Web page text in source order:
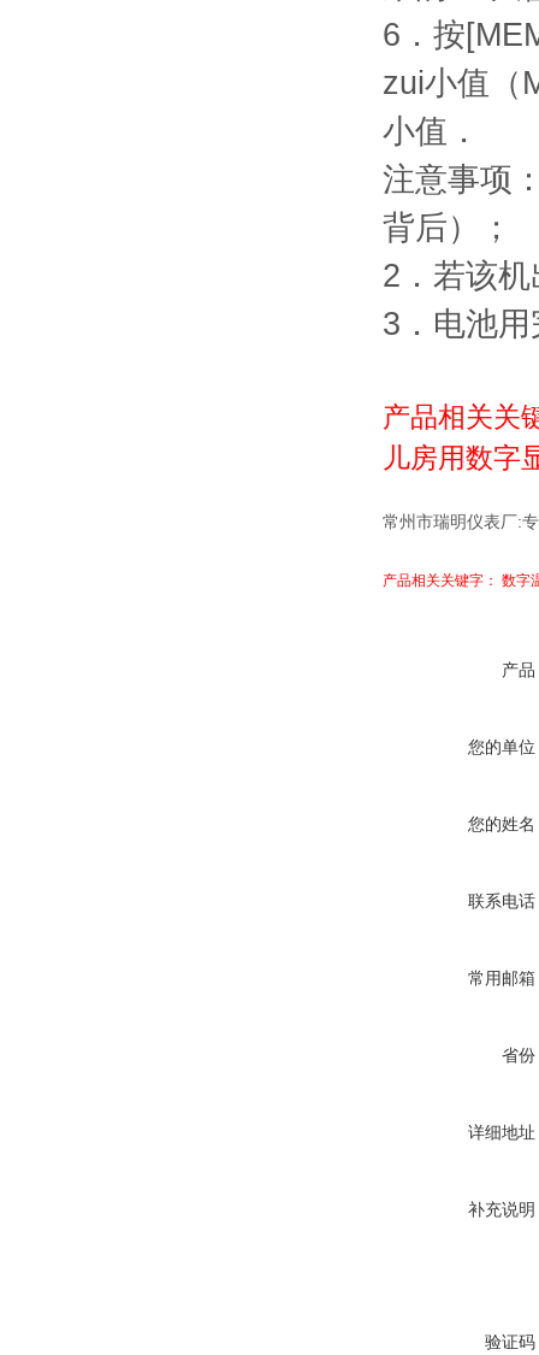
6．按
zui小值（
小值．
注意事项
背后）；
2．若该
3．电池
产品相关关
儿房用数字
常州市瑞明仪表厂:
产品相关关键字： 数字
产品
您的单位
您的姓名
联系电话
常用邮箱
省份
详细地址
补充说明
验证码